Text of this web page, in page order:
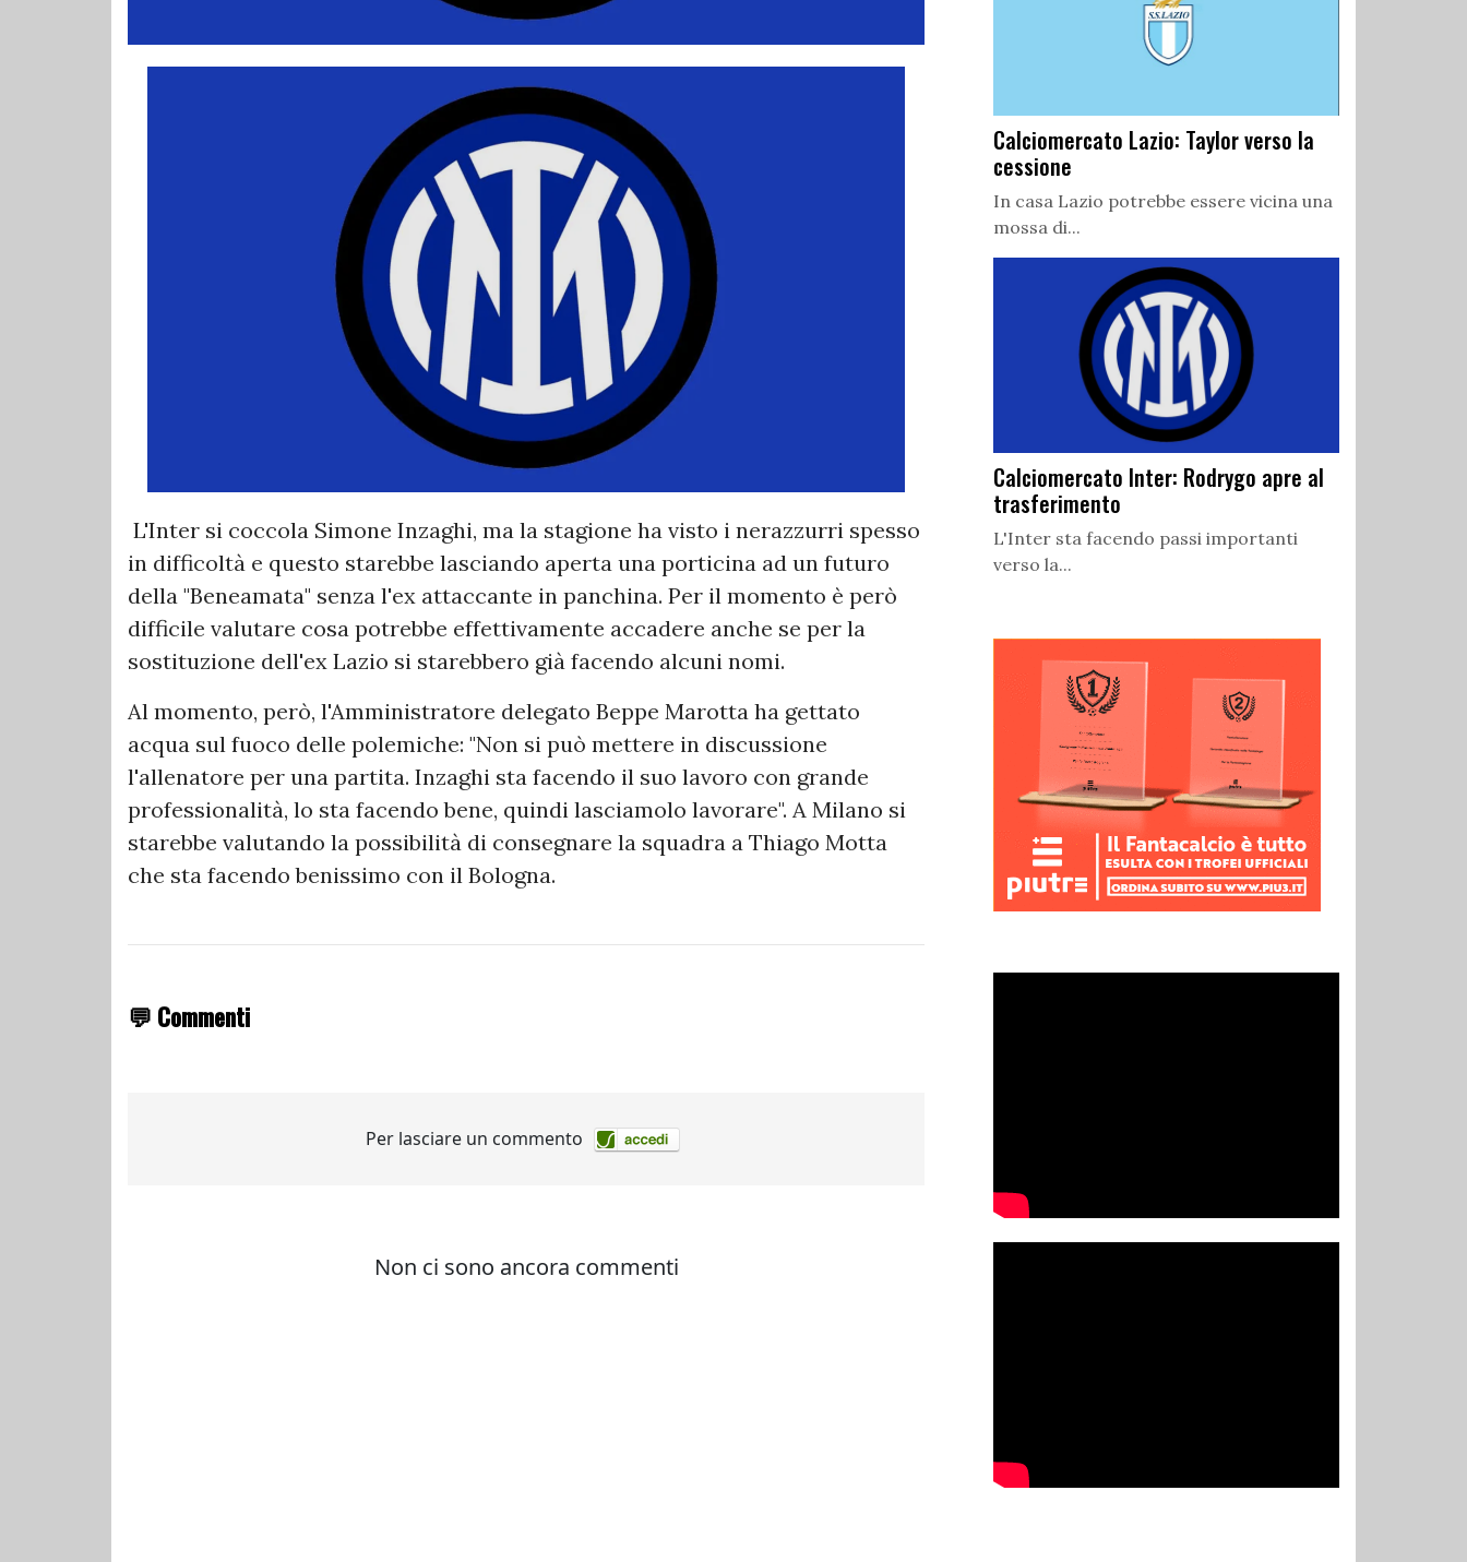
L'Inter si coccola Simone Inzaghi, ma la stagione ha visto i nerazzurri spesso
in difficoltà e questo starebbe lasciando aperta una porticina ad un futuro
della "Beneamata" senza l'ex attaccante in panchina. Per il momento è però
difficile valutare cosa potrebbe effettivamente accadere anche se per la
sostituzione dell'ex Lazio si starebbero già facendo alcuni nomi.
Al momento, però, l'Amministratore delegato Beppe Marotta ha gettato
acqua sul fuoco delle polemiche: "Non si può mettere in discussione
l'allenatore per una partita. Inzaghi sta facendo il suo lavoro con grande
professionalità, lo sta facendo bene, quindi lasciamolo lavorare". A Milano si
starebbe valutando la possibilità di consegnare la squadra a Thiago Motta
che sta facendo benissimo con il Bologna.
💬 Commenti
Calciomercato Lazio: Taylor verso la
cessione
In casa Lazio potrebbe essere vicina una
mossa di...
Calciomercato Inter: Rodrygo apre al
trasferimento
L'Inter sta facendo passi importanti
verso la...